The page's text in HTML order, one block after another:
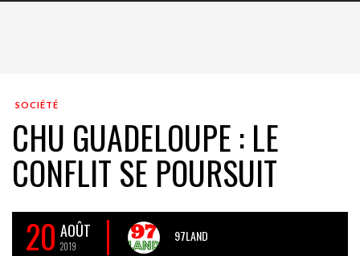
SOCIÉTÉ
CHU GUADELOUPE : LE
CONFLIT SE POURSUIT
20 AOÛT
2019
97LAND